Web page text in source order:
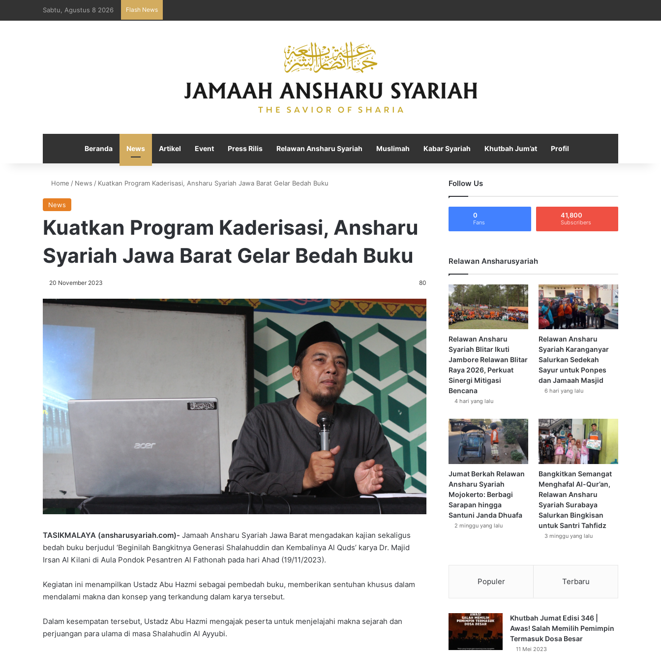
Sabtu, Agustus 8 2026 Flash News
Beranda News Artikel Event Press Rilis Relawan Ansharu Syariah Muslimah Kabar Syariah Khutbah Jum’at Profil
Home / News / Kuatkan Program Kaderisasi, Ansharu Syariah Jawa Barat Gelar Bedah Buku
News
Kuatkan Program Kaderisasi, Ansharu
Syariah Jawa Barat Gelar Bedah Buku
20 November 2023 80
TASIKMALAYA (ansharusyariah.com)- Jamaah Ansharu Syariah Jawa Barat mengadakan kajian sekaligus
bedah buku berjudul ‘Beginilah Bangkitnya Generasi Shalahuddin dan Kembalinya Al Quds’ karya Dr. Majid
Irsan Al Kilani di Aula Pondok Pesantren Al Fathonah pada hari Ahad (19/11/2023).
Kegiatan ini menampilkan Ustadz Abu Hazmi sebagai pembedah buku, memberikan sentuhan khusus dalam
mendalami makna dan konsep yang terkandung dalam karya tersebut.
Dalam kesempatan tersebut, Ustadz Abu Hazmi mengajak peserta untuk menjelajahi makna sejarah dan
perjuangan para ulama di masa Shalahudin Al Ayyubi.
Follow Us
0
Fans
41,800
Subscribers
Relawan Ansharusyariah
Relawan Ansharu
Syariah Blitar Ikuti
Jambore Relawan Blitar
Raya 2026, Perkuat
Sinergi Mitigasi
Bencana
4 hari yang lalu
Relawan Ansharu
Syariah Karanganyar
Salurkan Sedekah
Sayur untuk Ponpes
dan Jamaah Masjid
6 hari yang lalu
Jumat Berkah Relawan
Ansharu Syariah
Mojokerto: Berbagi
Sarapan hingga
Santuni Janda Dhuafa
2 minggu yang lalu
Bangkitkan Semangat
Menghafal Al-Qur’an,
Relawan Ansharu
Syariah Surabaya
Salurkan Bingkisan
untuk Santri Tahfidz
3 minggu yang lalu
Populer Terbaru
Khutbah Jumat Edisi 346 |
Awas! Salah Memilih Pemimpin
Termasuk Dosa Besar
11 Mei 2023